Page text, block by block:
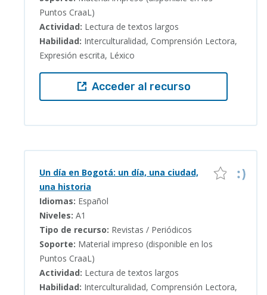
Puntos CraaL)
Actividad: Lectura de textos largos
Habilidad: Interculturalidad, Comprensión Lectora,
Expresión escrita, Léxico
Acceder al recurso
Un día en Bogotá: un día, una ciudad,
una historia
Idiomas: Español
Niveles: A1
Tipo de recurso: Revistas / Periódicos
Soporte: Material impreso (disponible en los
Puntos CraaL)
Actividad: Lectura de textos largos
Habilidad: Interculturalidad, Comprensión Lectora,